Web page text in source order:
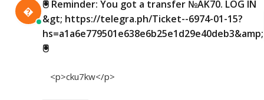

🖲 Reminder: You got a transfer №AK70. LOG IN
&gt; https://telegra.ph/Ticket--6974-01-15?
hs=a1a6e779501e638e6b25e1d29e40deb3&amp;
🖲
<p>cku7kw</p>